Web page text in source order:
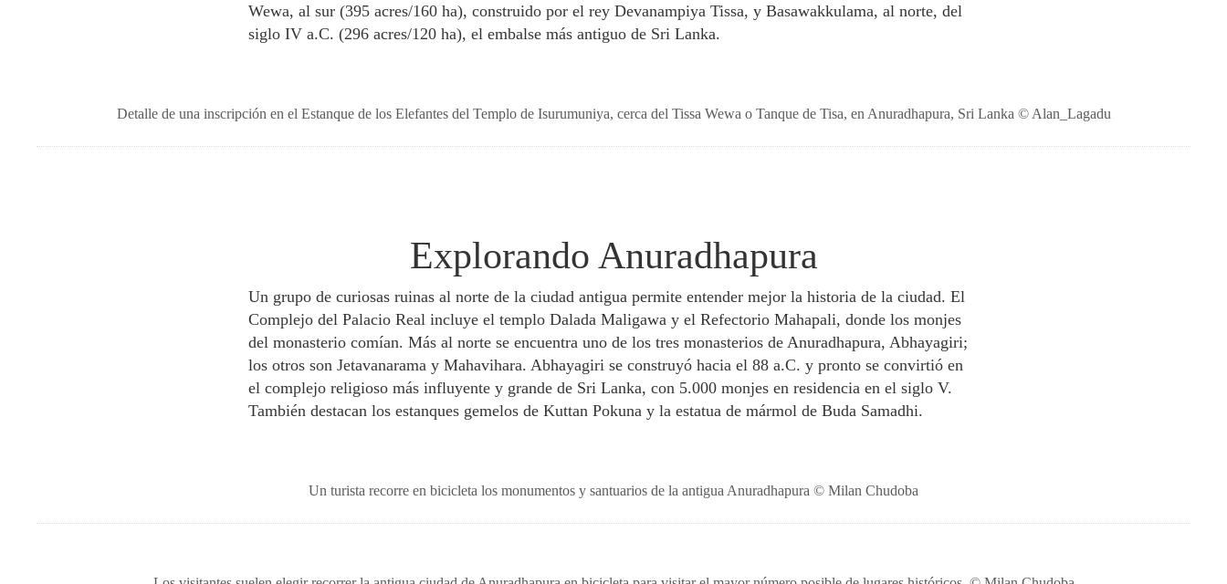
Wewa, al sur (395 acres/160 ha), construido por el rey Devanampiya Tissa, y Basawakkulama, al norte, del
siglo IV a.C. (296 acres/120 ha), el embalse más antiguo de Sri Lanka.
Detalle de una inscripción en el Estanque de los Elefantes del Templo de Isurumuniya, cerca del Tissa Wewa o Tanque de Tisa, en Anuradhapura, Sri Lanka © Alan_Lagadu
Explorando Anuradhapura
Un grupo de curiosas ruinas al norte de la ciudad antigua permite entender mejor la historia de la ciudad. El
Complejo del Palacio Real incluye el templo Dalada Maligawa y el Refectorio Mahapali, donde los monjes
del monasterio comían. Más al norte se encuentra uno de los tres monasterios de Anuradhapura, Abhayagiri;
los otros son Jetavanarama y Mahavihara. Abhayagiri se construyó hacia el 88 a.C. y pronto se convirtió en
el complejo religioso más influyente y grande de Sri Lanka, con 5.000 monjes en residencia en el siglo V.
También destacan los estanques gemelos de Kuttan Pokuna y la estatua de mármol de Buda Samadhi.
Un turista recorre en bicicleta los monumentos y santuarios de la antigua Anuradhapura © Milan Chudoba